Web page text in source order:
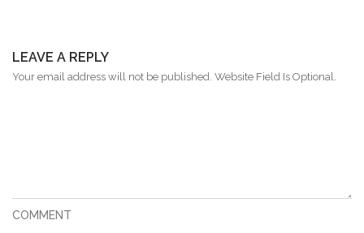
LEAVE A REPLY
Your email address will not be published. Website Field Is Optional.
COMMENT